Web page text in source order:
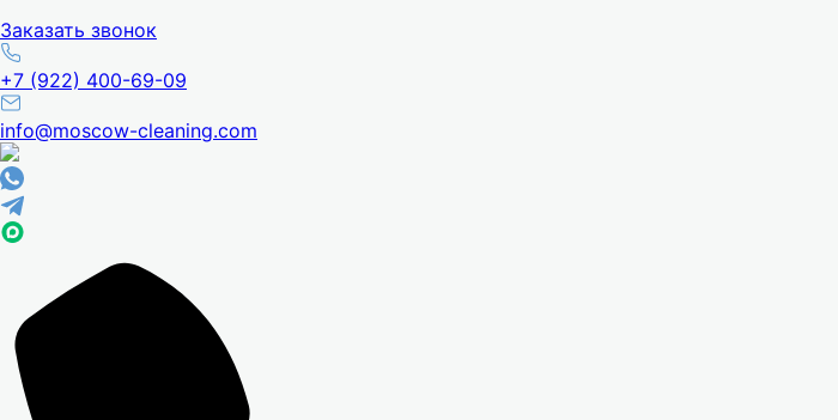
Заказать звонок
+7 (922) 400-69-09
info@moscow-cleaning.com